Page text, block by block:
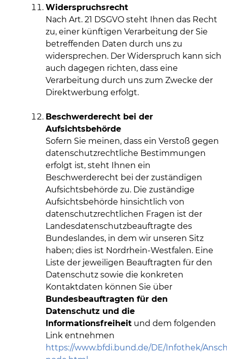
Widerspruchsrecht
Nach Art. 21 DSGVO steht Ihnen das Recht
zu, einer künftigen Verarbeitung der Sie
betreffenden Daten durch uns zu
widersprechen. Der Widerspruch kann sich
auch dagegen richten, dass eine
Verarbeitung durch uns zum Zwecke der
Direktwerbung erfolgt.
Beschwerderecht bei der
Aufsichtsbehörde
Sofern Sie meinen, dass ein Verstoß gegen
datenschutzrechtliche Bestimmungen
erfolgt ist, steht Ihnen ein
Beschwerderecht bei der zuständigen
Aufsichtsbehörde zu. Die zuständige
Aufsichtsbehörde hinsichtlich von
datenschutzrechtlichen Fragen ist der
Landesdatenschutzbeauftragte des
Bundeslandes, in dem wir unseren Sitz
haben; dies ist Nordrhein-Westfalen. Eine
Liste der jeweiligen Beauftragten für den
Datenschutz sowie die konkreten
Kontaktdaten können Sie über
Bundesbeauftragten für den
Datenschutz und die
Informationsfreiheit und dem folgenden
Link entnehmen
https://www.bfdi.bund.de/DE/Infothek/